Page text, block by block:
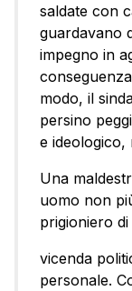
saldate con
guardavano
impegno in
modo, il
persino
e ideologico,
Una
uomo non
prigioniero
vicenda
personale.